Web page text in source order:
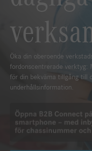
Öka din oberoende
fordonscentrerade verktyg:
för din bekväma tillgång till
underhållsinformation.